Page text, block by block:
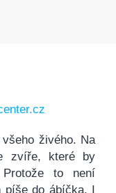
živého. Na
zvíře, které by
to není
do ábíčka. I